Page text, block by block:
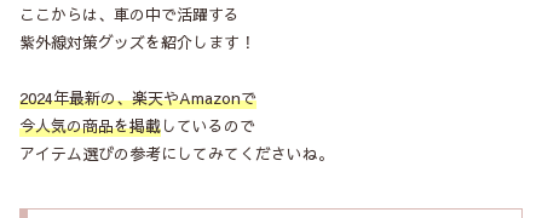
ここからは、車の中で活躍する
紫外線対策グッズを紹介します！
2024年最新の、楽天やAmazonで
今人気の商品を掲載しているので
アイテム選びの参考にしてみてくださいね。